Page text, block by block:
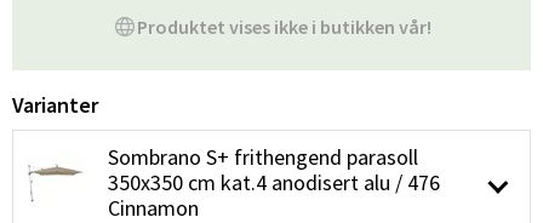
Produktet vises ikke i butikken vår!
Varianter
Sombrano S+ frithengend parasoll
350x350 cm kat.4 anodisert alu / 476
Cinnamon